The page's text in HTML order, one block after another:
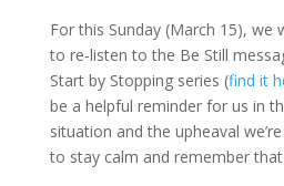
For this Sunday (March 15), we
to re-listen to the Be Still
Start by Stopping series (find it
be a helpful reminder for us in
situation and the upheaval
to stay calm and remember